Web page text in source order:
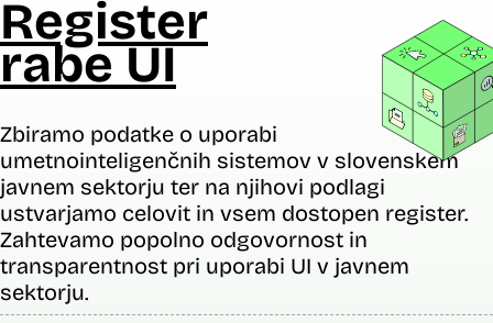
Register
rabe UI
Zbiramo podatke o uporabi
umetnointeligenčnih sistemov v slovenskem
javnem sektorju ter na njihovi podlagi
ustvarjamo celovit in vsem dostopen register.
Zahtevamo popolno odgovornost in
transparentnost pri uporabi UI v javnem
sektorju.